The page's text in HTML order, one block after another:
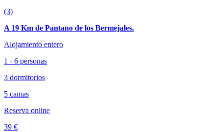
(3)
A 19 Km de Pantano de los Bermejales.
Alojamiento entero
1 - 6 personas
3 dormitorios
5 camas
Reserva online
39 €